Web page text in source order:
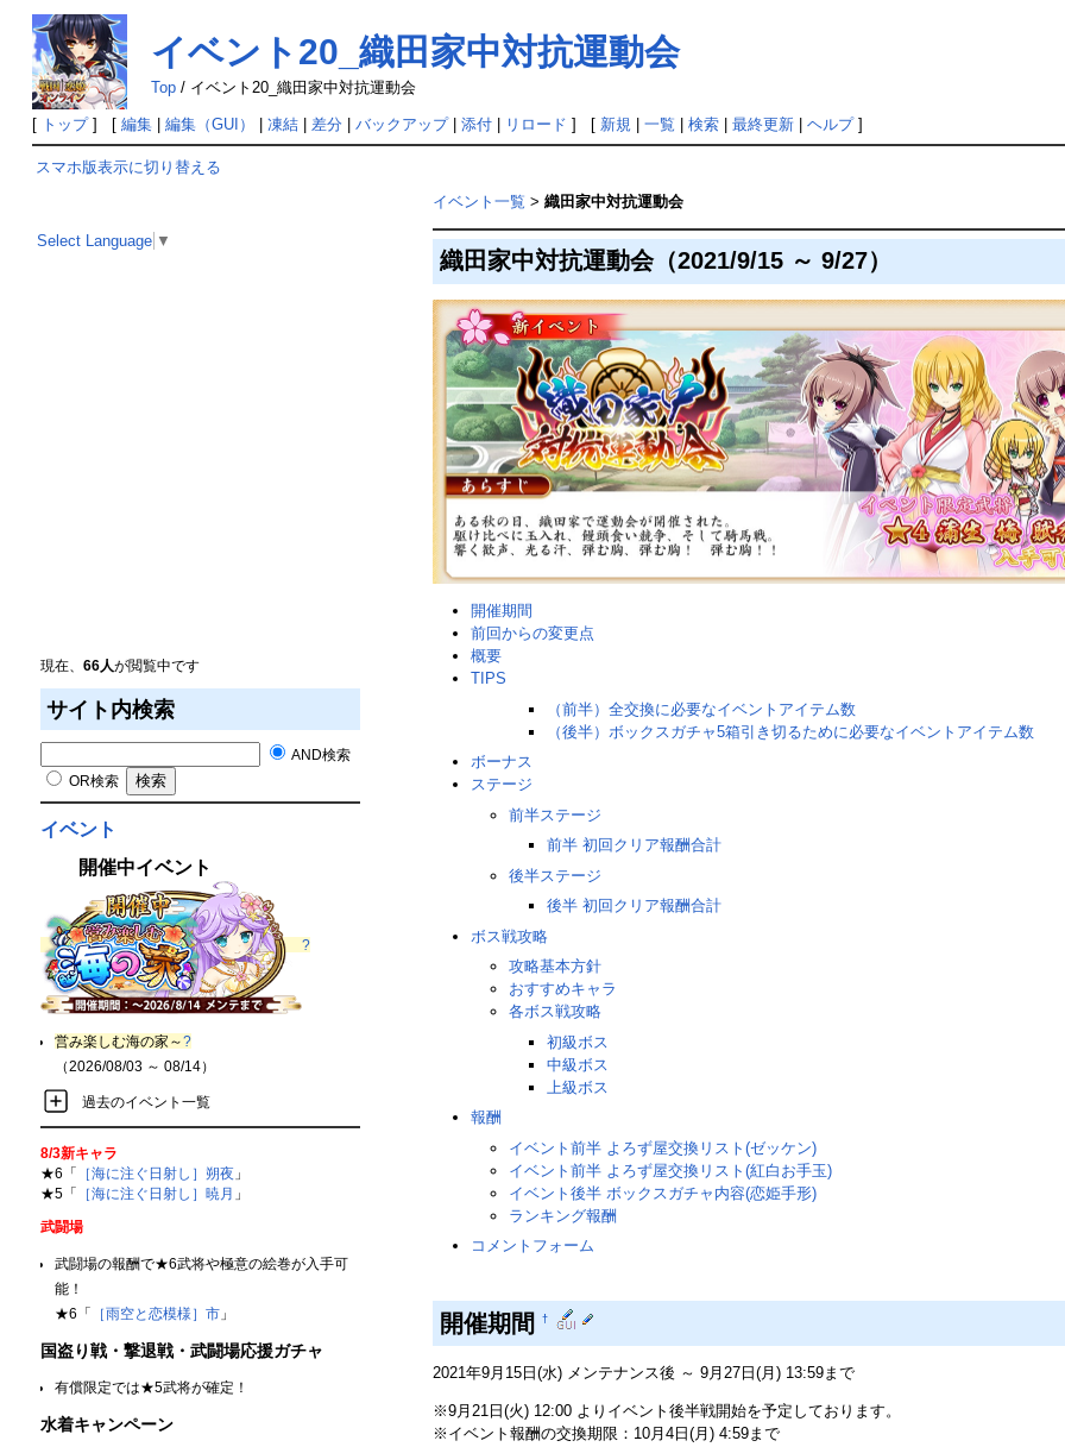
イベント20_織田家中対抗運動会
Top/ イベント20_織田家中対抗運動会
[ トップ] [ 編集| 編集（GUI） 凍結| 差分| バックアップ| 添付| リロード ] [ 新規| 一覧 検索| 最終更新| ヘルプ]
スマホ版表示に切り替える
Select Language ▼
現在、 66人が閲覧中です
サイト内検索
AND検索
OR検索
イベント
開催中イベント
?
営み楽しむ海の家～?
（2026/08/03 ～ 08/14）
過去のイベント一覧
8/3新キャラ
★6「 ［海に注ぐ日射し］朔夜」
★5「 ［海に注ぐ日射し］暁月 」
武闘場
武闘場の報酬で★6武将や極意の絵巻が入手可
能！
★6「 ［雨空と恋模様］市」
国盗り戦・撃退戦・武闘場応援ガチャ
有償限定では★5武将が確定！
水着キャンペーン
イベント一覧 > 織田家中対抗運動会
織田家中対抗運動会（2021/9/15 ～ 9/27）
開催期間
前回からの変更点
概要
TIPS
（前半）全交換に必要なイベントアイテム数
（後半）ボックスガチャ5箱引き切るために必要なイベントアイテム数
ボーナス
ステージ
前半ステージ
前半 初回クリア報酬合計
後半ステージ
後半 初回クリア報酬合計
ボス戦攻略
攻略基本方針
おすすめキャラ
各ボス戦攻略
初級ボス
中級ボス
上級ボス
報酬
イベント前半 よろず屋交換リスト(ゼッケン)
イベント前半 よろず屋交換リスト(紅白お手玉)
イベント後半 ボックスガチャ内容(恋姫手形)
ランキング報酬
コメントフォーム
開催期間 †
2021年9月15日(水) メンテナンス後 ～ 9月27日(月) 13:59まで
※9月21日(火) 12:00 よりイベント後半戦開始を予定しております。
※イベント報酬の交換期限：10月4日(月) 4:59まで